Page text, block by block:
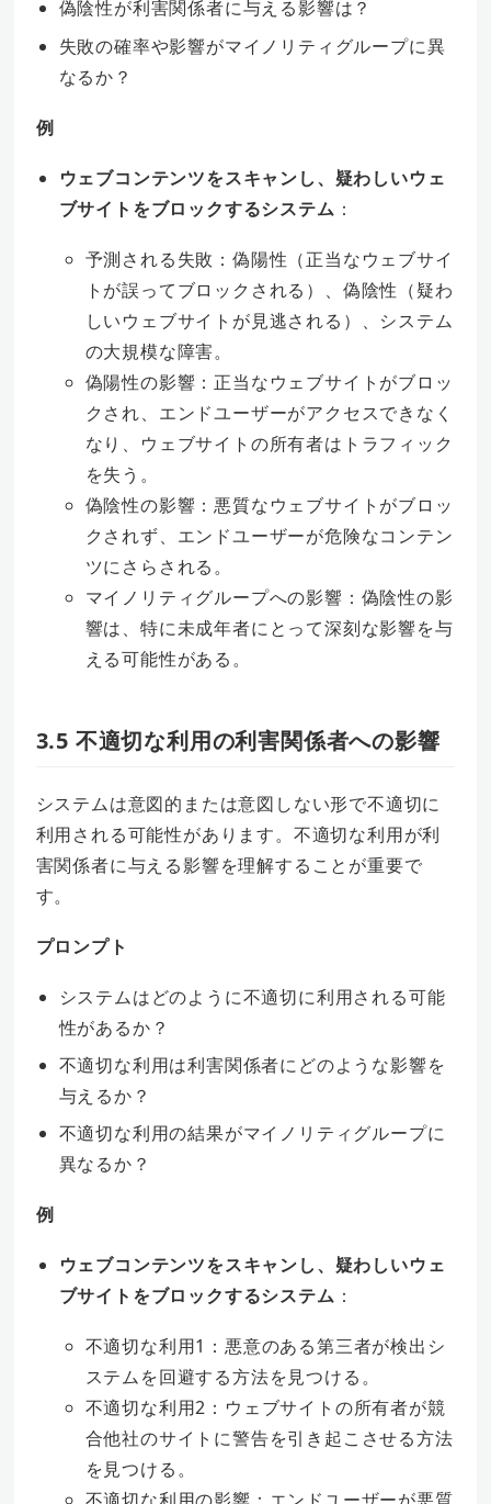
偽陰性が利害関係者に与える影響は？
失敗の確率や影響がマイノリティグループに異
なるか？
例
ウェブコンテンツをスキャンし、疑わしいウェ
ブサイトをブロックするシステム ：
予測される失敗：偽陽性（正当なウェブサイ
トが誤ってブロックされる）、偽陰性（疑わ
しいウェブサイトが見逃される）、システム
の大規模な障害。
偽陽性の影響：正当なウェブサイトがブロッ
クされ、エンドユーザーがアクセスできなく
なり、ウェブサイトの所有者はトラフィック
を失う。
偽陰性の影響：悪質なウェブサイトがブロッ
クされず、エンドユーザーが危険なコンテン
ツにさらされる。
マイノリティグループへの影響：偽陰性の影
響は、特に未成年者にとって深刻な影響を与
える可能性がある。
3.5 不適切な利用の利害関係者への影響
システムは意図的または意図しない形で不適切に
利用される可能性があります。不適切な利用が利
害関係者に与える影響を理解することが重要で
す。
プロンプト
システムはどのように不適切に利用される可能
性があるか？
不適切な利用は利害関係者にどのような影響を
与えるか？
不適切な利用の結果がマイノリティグループに
異なるか？
例
ウェブコンテンツをスキャンし、疑わしいウェ
ブサイトをブロックするシステム ：
不適切な利用1：悪意のある第三者が検出シ
ステムを回避する方法を見つける。
不適切な利用2：ウェブサイトの所有者が競
合他社のサイトに警告を引き起こさせる方法
を見つける。